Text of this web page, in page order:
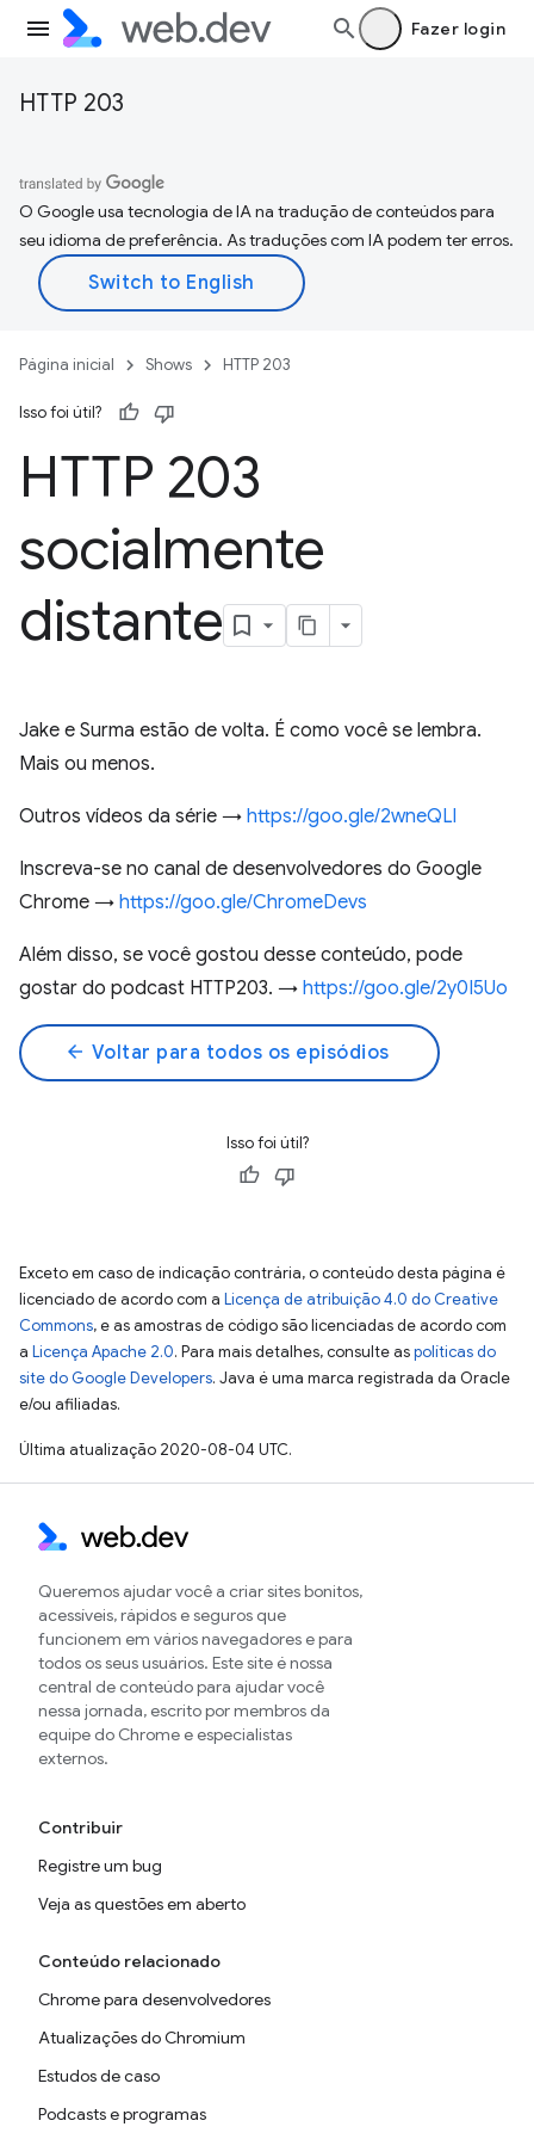
Fazer login
HTTP 203
O Google usa tecnologia de IA na tradução de conteúdos para
seu idioma de preferência. As traduções com IA podem ter erros.
Página inicial Shows HTTP 203
Isso foi útil?
HTTP 203
socialmente
distante
Jake e Surma estão de volta. É como você se lembra.
Mais ou menos.
Outros vídeos da série → https://goo.gle/2wneQLl
Inscreva-se no canal de desenvolvedores do Google
Chrome → https://goo.gle/ChromeDevs
Além disso, se você gostou desse conteúdo, pode
gostar do podcast HTTP203. → https://goo.gle/2y0I5Uo
arrow_back Voltar para todos os episódios
Isso foi útil?
Exceto em caso de indicação contrária, o conteúdo desta página é
licenciado de acordo com a Licença de atribuição 4.0 do Creative
Commons, e as amostras de código são licenciadas de acordo com
a Licença Apache 2.0. Para mais detalhes, consulte aspolíticas do
site do Google Developers. Java é uma marca registrada da Oracle
e/ou afiliadas.
Última atualização 2020-08-04 UTC.
Queremos ajudar você a criar sites bonitos,
acessíveis, rápidos e seguros que
funcionem em vários navegadores e para
todos os seus usuários. Este site é nossa
central de conteúdo para ajudar você
nessa jornada, escrito por membros da
equipe do Chrome e especialistas
externos.
Contribuir
Registre um bug
Veja as questões em aberto
Conteúdo relacionado
Chrome para desenvolvedores
Atualizações do Chromium
Estudos de caso
Podcasts e programas